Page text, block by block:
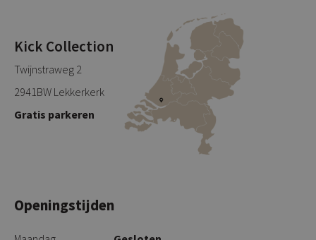
Kick Collection
Twijnstraweg 2
2941BW Lekkerkerk
Gratis parkeren
Openingstijden